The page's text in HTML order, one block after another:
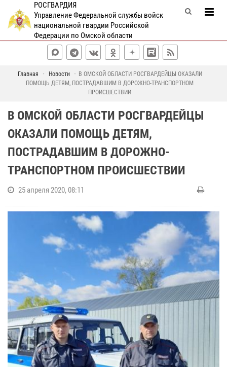
РОСГВАРДИЯ
Управление Федеральной службы войск
национальной гвардии Российской
Федерации по Омской области
Главная Новости
В ОМСКОЙ ОБЛАСТИ РОСГВАРДЕЙЦЫ ОКАЗАЛИ
ПОМОЩЬ ДЕТЯМ, ПОСТРАДАВШИМ В ДОРОЖНО-ТРАНСПОРТНОМ
ПРОИСШЕСТВИИ
В ОМСКОЙ ОБЛАСТИ РОСГВАРДЕЙЦЫ
ОКАЗАЛИ ПОМОЩЬ ДЕТЯМ,
ПОСТРАДАВШИМ В ДОРОЖНО-
ТРАНСПОРТНОМ ПРОИСШЕСТВИИ
25 апреля 2020, 08:11